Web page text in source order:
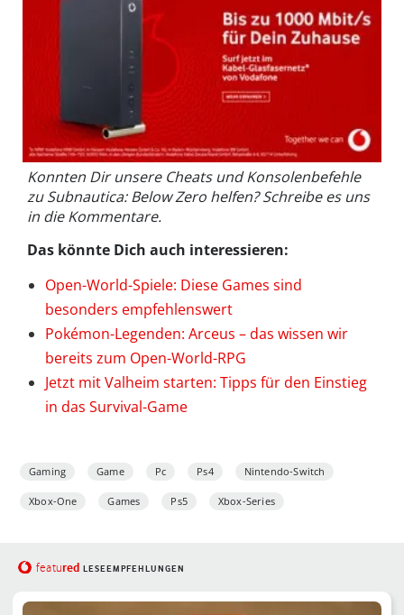
Konnten Dir unsere Cheats und Konsolenbefehle
zu Subnautica: Below Zero helfen? Schreibe es uns
in die Kommentare.
Das könnte Dich auch interessieren:
Open-World-Spiele: Diese Games sind
besonders empfehlenswert
Pokémon-Legenden: Arceus – das wissen wir
bereits zum Open-World-RPG
Jetzt mit Valheim starten: Tipps für den Einstieg
in das Survival-Game
Gaming Game Pc Ps4 Nintendo-Switch
Xbox-One Games Ps5 Xbox-Series
featured LESEEMPFEHLUNGEN